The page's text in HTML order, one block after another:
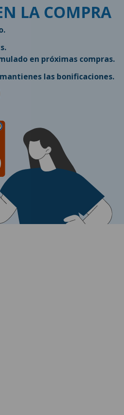
LA COMPRA
en próximas compras.
las bonificaciones.